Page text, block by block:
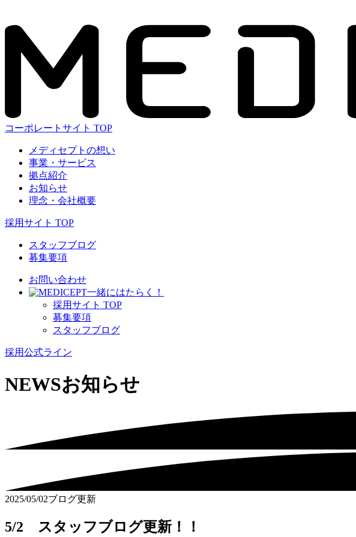
コーポレートサイト TOP
メディセプトの想い
事業・サービス
拠点紹介
お知らせ
理念・会社概要
採用サイト TOP
スタッフブログ
募集要項
お問い合わせ
⼀緒にはたらく！
採⽤サイト TOP
募集要項
スタッフブログ
採用公式ライン
NEWSお知らせ
2025/05/02ブログ更新
5/2 スタッフブログ更新！！